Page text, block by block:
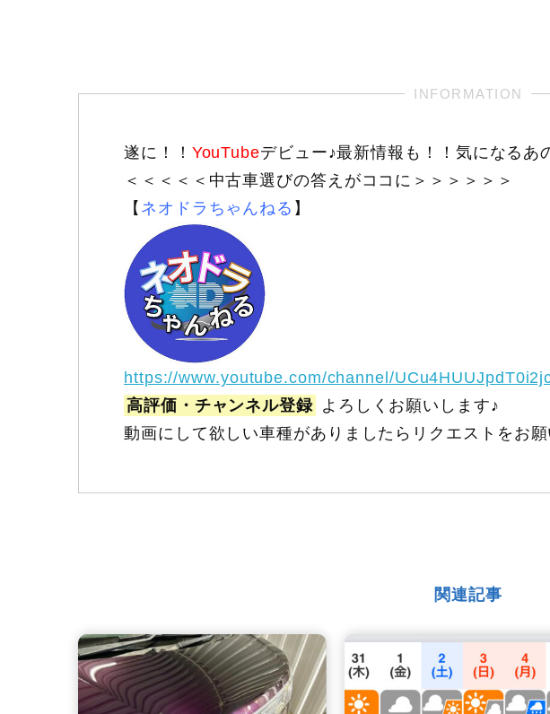
遂に！！ YouTubeデビュー♪最新情報も！！気になるあ
＜＜＜＜＜中古車選びの答えがココに＞＞＞＞＞＞
【 ネオドラちゃんねる 】
https://www.youtube.com/channel/
高評価・チャンネル登録 よろしくお願いします♪
動画にして欲しい車種がありましたらリクエストをお
関連記事